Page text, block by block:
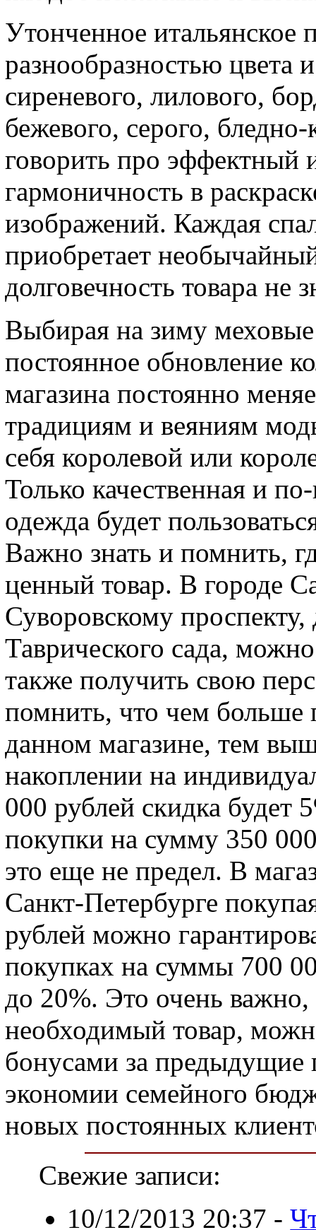
Утонченное итальянское
разнообразностью цвета
сиреневого, лилового,
бежевого, серого,
говорить про эффектный
гармоничность в
изображений. Каждая
приобретает
долговечность товара не
Выбирая на зиму
постоянное обновление
магазина постоянно
традициям и веяниям
себя королевой или
Только качественная и
одежда будет
Важно знать и помнить,
ценный товар. В городе
Суворовскому
Таврического сада,
также получить свою
помнить, что чем больше
данном магазине, тем
накоплении на
000 рублей скидка будет
покупки на сумму 350
это еще не предел. В
Санкт-Петербурге
рублей можно
покупках на суммы 700
до 20%. Это очень важно,
необходимый товар,
бонусами за предыдущие
экономии семейного
новых постоянных
Свежие записи:
10/12/2013 20:37 -